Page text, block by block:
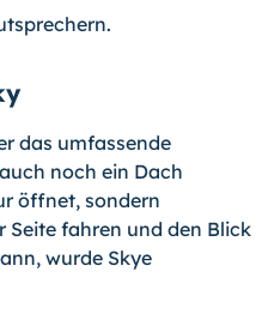
das umfassende
noch ein Dach
öffnet, sondern
Seite fahren und den Blick
wurde Skye